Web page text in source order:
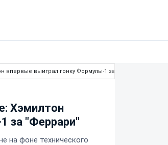
впервые выиграл гонку Формулы-1 за "Феррари"
Хэмилтон
за "Феррари"
на фоне технического